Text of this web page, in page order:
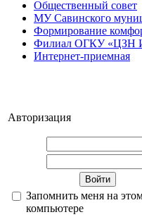
Общественный совет
МУ Савинского
Формирование
Филиал ОГКУ «ЦЗН
Интернет-приемная
Авторизация
Запомнить меня на
компьютере